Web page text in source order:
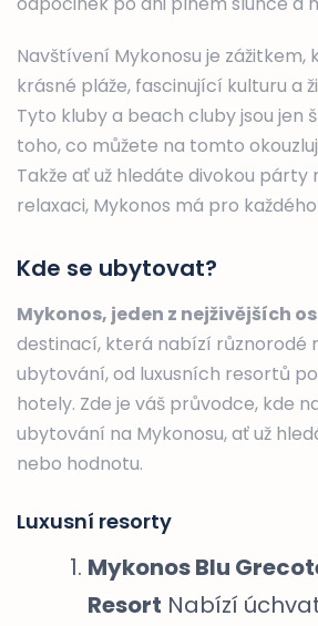
Navštívení Mykonosu je zážitkem,
krásné pláže, fascinující kulturu a
Tyto kluby a beach cluby jsou jen
toho, co můžete na tomto
Takže ať už hledáte divokou párty
relaxaci, Mykonos má pro
Kde se ubytovat?
Mykonos, jeden z nejživějších
destinací, která nabízí různorodé
ubytování, od luxusních resortů
hotely. Zde je váš průvodce, kde
ubytování na Mykonosu, ať už
nebo hodnotu.
Luxusní resorty
Mykonos Blu
Resort Nabízí